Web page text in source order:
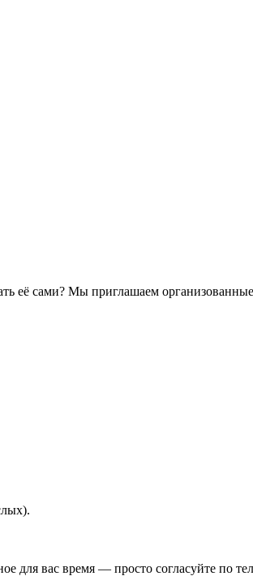
её сами? Мы приглашаем
для вас время — просто согласуйте по